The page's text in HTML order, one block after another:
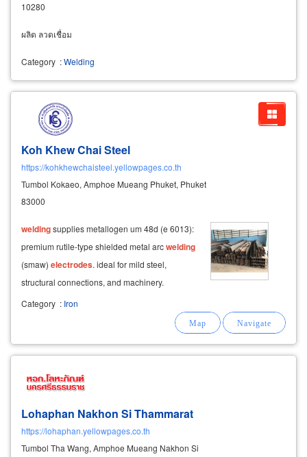
10280
ผลิต ลวดเชื่อม
Category :Welding
Koh Khew Chai Steel
https://kohkhewchaisteel.yellowpages.co.th
Tumbol Kokaeo, Amphoe Mueang Phuket, Phuket
83000
weldingsupplies metallogen um 48d (e 6013):
premium rutile-type shielded metal arcwelding
(smaw) electrodes. ideal for mild steel,
structural connections, and machinery.
Category : Iron
Lohaphan Nakhon Si Thammarat
https://lohaphan.yellowpages.co.th
Tumbol Tha Wang, Amphoe Mueang Nakhon Si